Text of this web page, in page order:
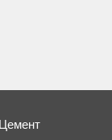
Цемент